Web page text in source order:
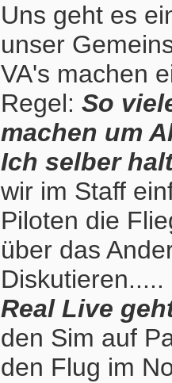
Uns geht es
unser
VA's machen
Regel: So
machen um
Ich selber
wir im Staff
Piloten die
über das
Diskutieren.....
Real Live
den Sim auf
den Flug im